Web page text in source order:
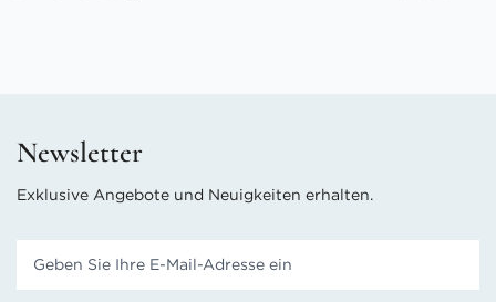
Newsletter
Exklusive Angebote und Neuigkeiten erhalten.